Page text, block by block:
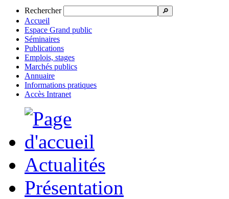
Rechercher 🔎
Accueil
Espace Grand public
Séminaires
Publications
Emplois, stages
Marchés publics
Annuaire
Informations pratiques
Accès Intranet
Actualités
Présentation